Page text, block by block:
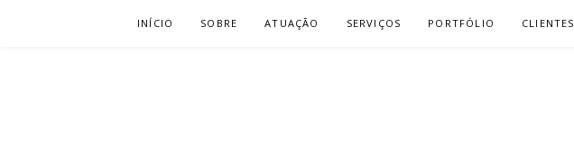
INÍCIO SOBRE ATUAÇÃO SERVIÇOS PORTFÓLIO CLIENTES